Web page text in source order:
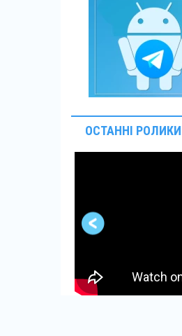
ОСТАННІ РОЛИКИ